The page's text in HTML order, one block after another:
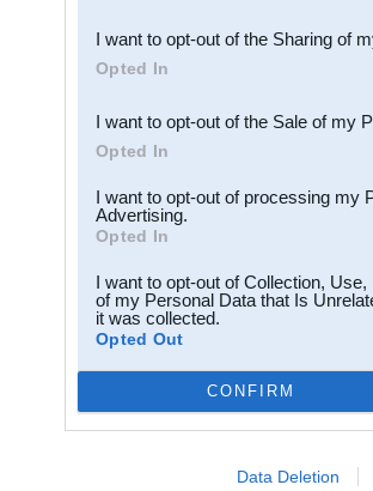
Downstream Participants
third parties.
I want to opt-out of the Sharing of
Opted In
I want to opt-out of the Sale of my
Opted In
I want to opt-out of processing my
Advertising.
Opted In
I want to opt-out of Collection,
of my Personal Data that Is
it was collected.
Opted Out
CONFIRM
Data Deletion